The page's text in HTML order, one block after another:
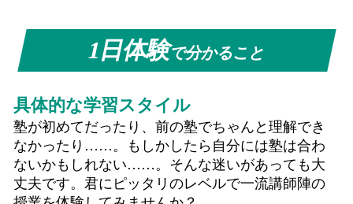
1日体験で分かること
具体的な学習スタイル
塾が初めてだったり、前の塾でちゃんと理解でき
なかったり……。もしかしたら自分には塾は合わ
ないかもしれない……。そんな迷いがあっても大
丈夫です。君にピッタリのレベルで一流講師陣の